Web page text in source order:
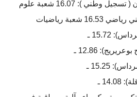
ـ دكتور في طب الأسنان ( تسجيل وطني ): 16.07 شعبة علوم
15.72 ـ
12.86 ـ
15.25 ـ
ـ